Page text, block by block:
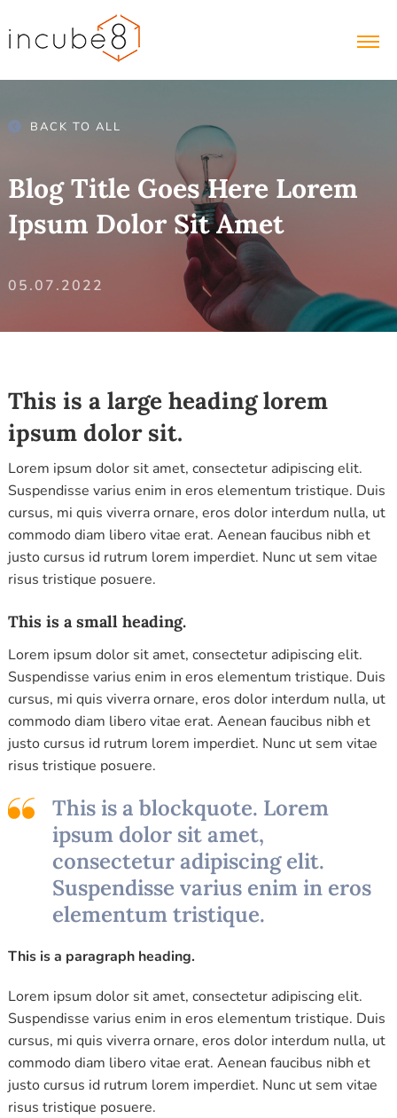
BACK TO ALL
Blog Title Goes Here Lorem
Ipsum Dolor Sit Amet
05.07.2022
This is a large heading lorem
ipsum dolor sit.
Lorem ipsum dolor sit amet, consectetur adipiscing elit.
Suspendisse varius enim in eros elementum tristique. Duis
cursus, mi quis viverra ornare, eros dolor interdum nulla, ut
commodo diam libero vitae erat. Aenean faucibus nibh et
justo cursus id rutrum lorem imperdiet. Nunc ut sem vitae
risus tristique posuere.
This is a small heading.
Lorem ipsum dolor sit amet, consectetur adipiscing elit.
Suspendisse varius enim in eros elementum tristique. Duis
cursus, mi quis viverra ornare, eros dolor interdum nulla, ut
commodo diam libero vitae erat. Aenean faucibus nibh et
justo cursus id rutrum lorem imperdiet. Nunc ut sem vitae
risus tristique posuere.
This is a blockquote. Lorem
ipsum dolor sit amet,
consectetur adipiscing elit.
Suspendisse varius enim in eros
elementum tristique.
This is a paragraph heading.
Lorem ipsum dolor sit amet, consectetur adipiscing elit.
Suspendisse varius enim in eros elementum tristique. Duis
cursus, mi quis viverra ornare, eros dolor interdum nulla, ut
commodo diam libero vitae erat. Aenean faucibus nibh et
justo cursus id rutrum lorem imperdiet. Nunc ut sem vitae
risus tristique posuere.